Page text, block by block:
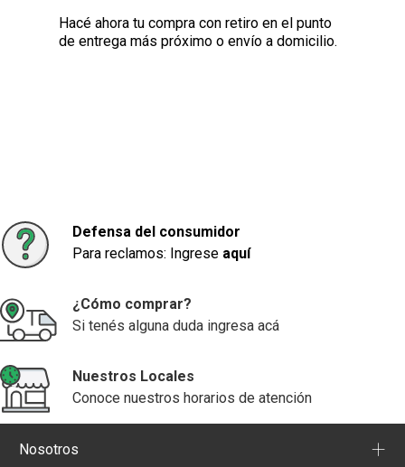
Hacé ahora tu compra con retiro en el punto
de entrega más próximo o envío a domicilio.
Defensa del consumidor
Para reclamos: Ingrese aquí
¿Cómo comprar?
Si tenés alguna duda ingresa acá
Nuestros Locales
Conoce nuestros horarios de atención
Nosotros +